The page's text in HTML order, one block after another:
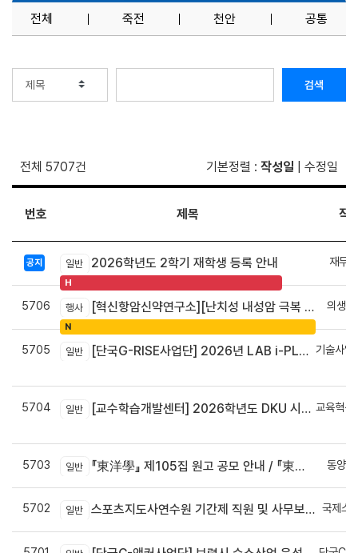
전체 죽전 천안 공통
검색
전체 5707건 기본정렬 : 작성일 수정일
번호 제목 작
공지 일반 2026학년도 2학기 재학생 등록 안내
H
재무
5706 행사 [혁신항암신약연구소][난치성 내성암 극복 차세대 신약개발 글로벌 사업단] 심포지엄 8월 24일 ~ 25일
N
의생
5705 일반 [단국G-RISE사업단] 2026년 LAB i-PLUG 프로그램 과제 공고(~10.9.(금)까지)
기술사업
5704 일반 [교수학습개발센터] 2026학년도 DKU 시그니처 교수법 적용 교과목 개발 신청 안내
교육혁신
5703 일반 『東洋學』 제105집 원고 공모 안내 / 『東洋學』第105輯征稿启事 / Call for Papers : The Oriental Studies, the 105th Issue 동양
5702 일반 스포츠지도사연수원 기간제 직원 및 사무보조원 채용 공고 국제스